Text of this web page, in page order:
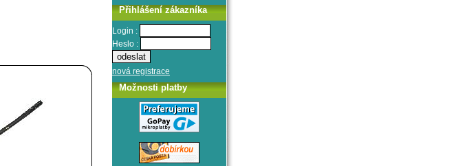
Přihlášení zákazníka
Login :
Heslo :
nová registrace
Možnosti platby